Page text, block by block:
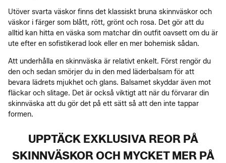
Utöver svarta väskor finns det klassiskt bruna skinnväskor och
väskor i färger som blått, rött, grönt och rosa. Det gör att du
alltid kan hitta en väska som matchar din outfit oavsett om du är
ute efter en sofistikerad look eller en mer bohemisk sådan.
Att underhålla en skinnväska är relativt enkelt. Först rengör du
den och sedan smörjer du in den med läderbalsam för att
bevara lädrets mjukhet och glans. Balsamet skyddar även mot
fläckar och slitage. Det är också viktigt att när du förvarar din
skinnväska att du gör det på ett sätt så att den inte tappar
formen.
UPPTÄCK EXKLUSIVA REOR PÅ
SKINNVÄSKOR OCH MYCKET MER PÅ